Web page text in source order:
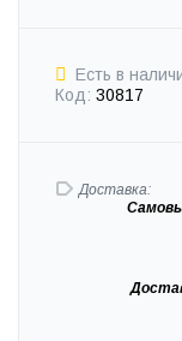
Есть в
Код: 30817
Доставка: